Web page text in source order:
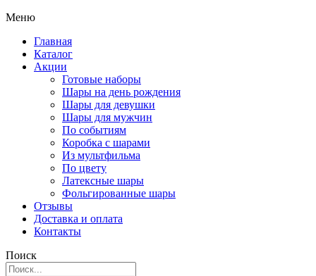
Меню
Главная
Каталог
Акции
Готовые наборы
Шары на день рождения
Шары для девушки
Шары для мужчин
По событиям
Коробка с шарами
Из мультфильма
По цвету
Латексные шары
Фольгированные шары
Отзывы
Доставка и оплата
Контакты
Поиск